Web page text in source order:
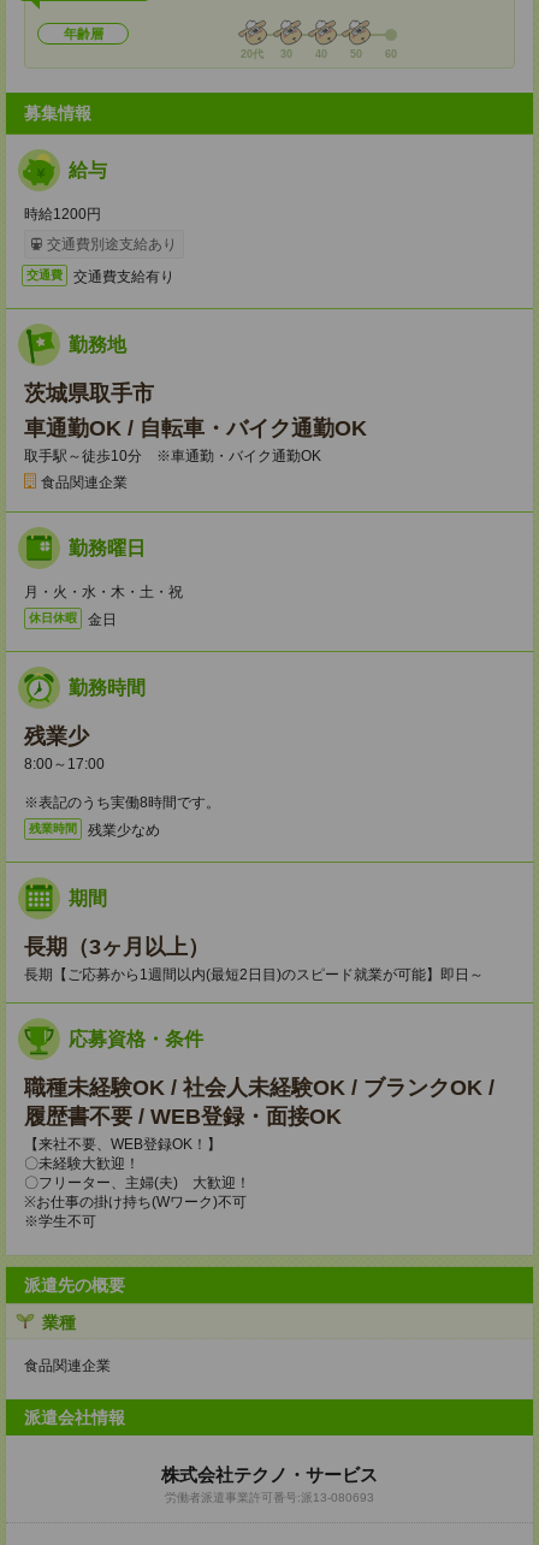
年齢層
20代 30 40 50 60
募集情報
給与
時給1200円
交通費別途支給あり
交通費 交通費支給有り
勤務地
茨城県取手市
車通勤OK / 自転車・バイク通勤OK
取手駅～徒歩10分 ※車通勤・バイク通勤OK
食品関連企業
勤務曜日
月・火・水・木・土・祝
休日休暇 金日
勤務時間
残業少
8:00～17:00
※表記のうち実働8時間です。
残業時間 残業少なめ
期間
長期（3ヶ月以上）
長期【ご応募から1週間以内(最短2日目)のスピード就業が可能】即日～
応募資格・条件
職種未経験OK / 社会人未経験OK / ブランクOK /
履歴書不要 / WEB登録・面接OK
【来社不要、WEB登録OK！】
〇未経験大歓迎！
〇フリーター、主婦(夫) 大歓迎！
※お仕事の掛け持ち(Wワーク)不可
※学生不可
派遣先の概要
業種
食品関連企業
派遣会社情報
株式会社テクノ・サービス
労働者派遣事業許可番号:派13-080693